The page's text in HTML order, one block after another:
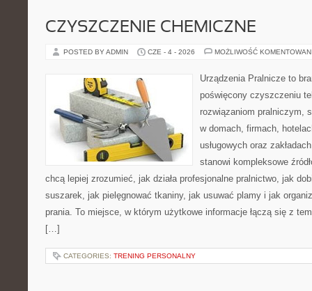
CZYSZCZENIE CHEMICZNE
POSTED BY ADMIN CZE - 4 - 2026 MOŻLIWOŚĆ
Urządzenia Pralnicze to
poświęcony czyszczeniu
rozwiązaniom pralniczym,
w domach, firmach,
usługowych oraz
stanowi kompleksowe
chcą lepiej zrozumieć, jak działa profesjonalne pralnictwo, jak
suszarek, jak pielęgnować tkaniny, jak usuwać plamy i jak
prania. To miejsce, w którym użytkowe informacje łączą się z
[…]
CATEGORIES: TRENING PERSONALNY